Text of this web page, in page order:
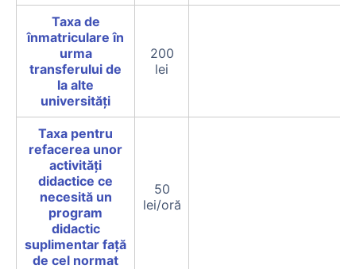
Taxa de
înmatriculare în
urma
transferului de
la alte
universități
200
lei
Taxa pentru
refacerea unor
activități
didactice ce
necesită un
program
didactic
suplimentar față
de cel normat
50
lei/oră